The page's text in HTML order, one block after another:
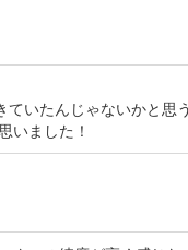
いたんじゃないかと思
いました！